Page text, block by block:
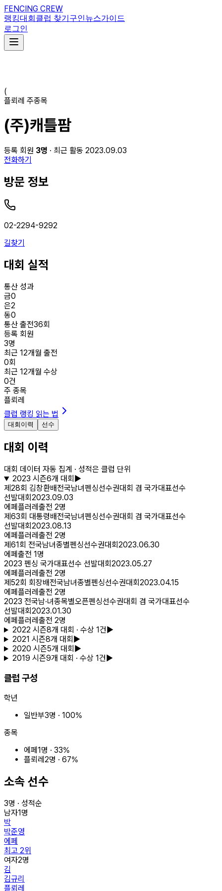
FENCING CREW
랭킹대회 클럽 찾기 구인뉴스가이드
로그인
(
플뢰레 주종목
(주)캐틀팜
등록 회원 3명 · 최근 활동 2023.09.03
전화하기
방문 정보
02-2294-9292
길찾기
대회 실적
통산 성과
금0
은2
동0
통산 출전36회
등록 회원
3명
최근 12개월 출전
0회
최근 12개월 수상
0건
주 종목
플뢰레
클럽 랭킹 읽는 법
대회이력 선수
대회 이력
대회 데이터 자동 집계 · 성적은 클럽 단위
2023 시즌6개 대회 ▶
제28회 김창환배전국남녀펜싱선수권대회 겸 국가대표선수
선발대회 2023.09.03
에페 플러레 출전 2명
제63회 대통령배전국남녀펜싱선수권대회 겸 국가대표선수
선발대회 2023.08.13
에페 플러레 출전 2명
제61회 전국남녀종별펜싱선수권대회 2023.06.30
에페 출전 1 명
2023 펜싱 국가대표선수 선발대회 2023.05.27
에페 플러레 출전 2명
제52회 회장배전국남녀종별펜싱선수권대회 2023.04.15
에페 플러레 출전 2명
2023 전국남·녀종목별오픈펜싱선수권대회 겸 국가대표선수
선발대회 2023.01.30
에페 플러레 출전 2명
2022 시즌8개 대회 · 수상 1건 ▶
2021 시즌8개 대회 ▶
2020 시즌5개 대회 ▶
2019 시즌9개 대회 · 수상 1건 ▶
클럽 구성
학년
일반부3명 · 100%
종목
에페1명 · 33%
플뢰레2명 · 67%
소속 선수
3명 · 성적순
남자1명
박
박준영
에페
최고 2위
여자2명
김
김규리
플뢰레